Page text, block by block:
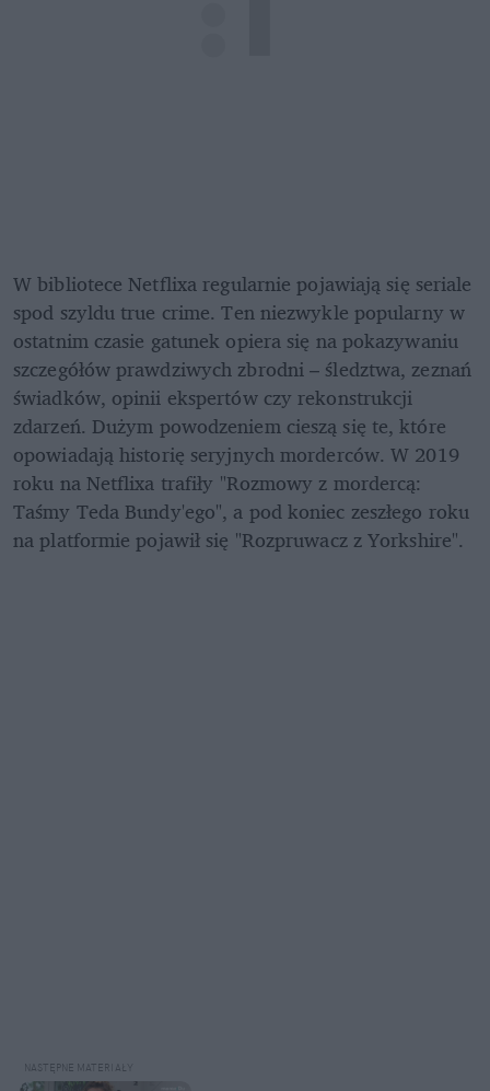
W bibliotece Netflixa regularnie pojawiają się seriale
spod szyldu true crime. Ten niezwykle popularny w
ostatnim czasie gatunek opiera się na pokazywaniu
szczegółów prawdziwych zbrodni – śledztwa, zeznań
świadków, opinii ekspertów czy rekonstrukcji
zdarzeń. Dużym powodzeniem cieszą się te, które
opowiadają historię seryjnych morderców. W 2019
roku na Netflixa trafiły "Rozmowy z mordercą:
Taśmy Teda Bundy'ego", a pod koniec zeszłego roku
na platformie pojawił się "Rozpruwacz z Yorkshire".